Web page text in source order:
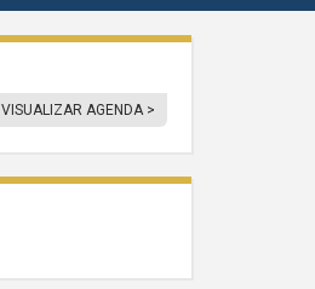
VISUALIZAR AGENDA >